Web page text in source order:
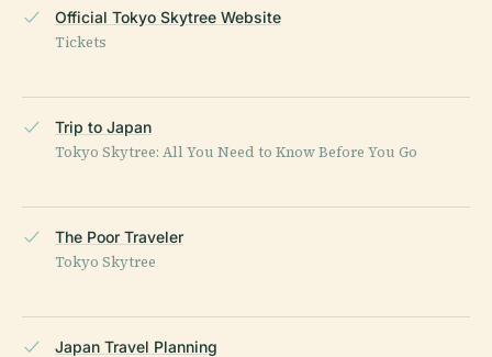
Official Tokyo Skytree Website
Tickets
Trip to Japan
Tokyo Skytree: All You Need to Know Before You Go
The Poor Traveler
Tokyo Skytree
Japan Travel Planning